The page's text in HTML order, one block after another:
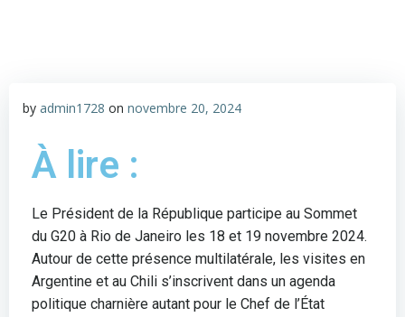
by admin1728 on novembre 20, 2024
À lire :
Le Président de la République participe au Sommet
du G20 à Rio de Janeiro les 18 et 19 novembre 2024.
Autour de cette présence multilatérale, les visites en
Argentine et au Chili s’inscrivent dans un agenda
politique charnière autant pour le Chef de l’État